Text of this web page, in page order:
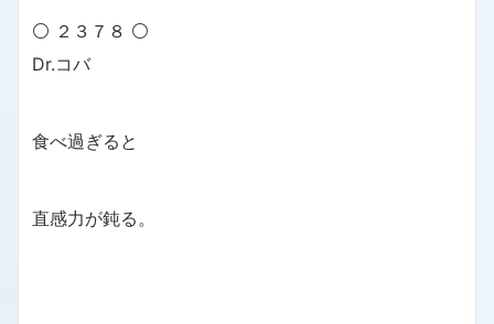
⚪ ２３７８ ⚪
Dr.コバ
食べ過ぎると
直感力が鈍る。